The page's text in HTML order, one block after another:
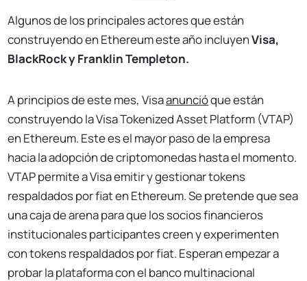
Algunos de los principales actores que están
construyendo en Ethereum este año incluyenVisa,
BlackRock y Franklin Templeton.
A principios de este mes, Visaanuncióque están
construyendo la Visa Tokenized Asset Platform (VTAP)
en Ethereum. Este es el mayor paso de la empresa
hacia la adopción de criptomonedas hasta el momento.
VTAP permite a Visa emitir y gestionar tokens
respaldados por fiat en Ethereum. Se pretende que sea
una caja de arena para que los socios financieros
institucionales participantes creen y experimenten
con tokens respaldados por fiat. Esperan empezar a
probar la plataforma con el banco multinacional